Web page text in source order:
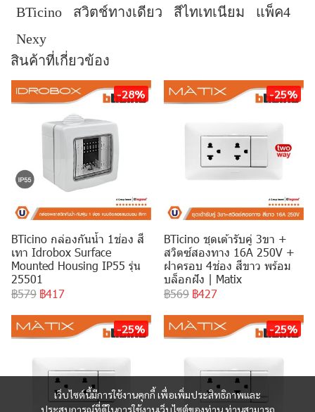
BTicino สวิตช์ทางเดียว สีไทเทเนียม
แพ็ค4
Nexy
สินค้าที่เกี่ยวข้อง
-28%
BTicino กล่องกันน้ำ 1ช่อง สี
เทา Idrobox Surface
Mounted Housing IP55 รุ่น
25501
฿579 ฿417
-25%
BTicino ชุดเต้ารับคู่ 3ขา +
สวิตซ์สองทาง 16A 250V +
ฝาครอบ 4ช่อง สีขาว พร้อม
บล็อกฝัง | Matix
฿569 ฿427
-25% -25%
เว็บไซต์นี้มีการใช้งานคุกกี้ เพื่อเพิ่มประสิทธิภาพและ
ประสบการณ์ที่ดีในการใช้งานเว็บไซต์ของท่าน ท่านสามารถ